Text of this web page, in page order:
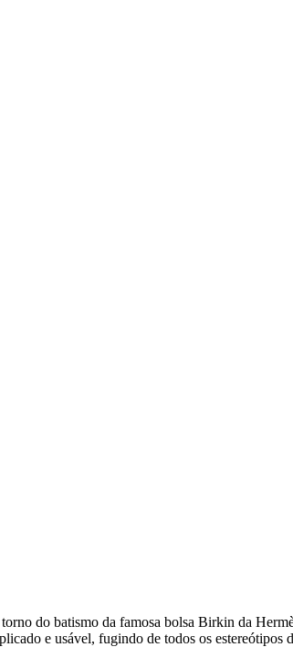
do batismo da famosa bolsa Birkin da
e usável, fugindo de todos os estereótipos